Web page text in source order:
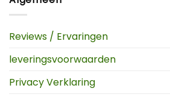
Reviews / Ervaringen
leveringsvoorwaarden
Privacy Verklaring